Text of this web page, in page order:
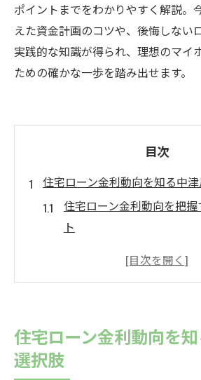
ポイントまでをわかりやすく解説。
えた資金計画のコツや、後悔しない
実践的な知識が得られ、理想のマイ
ための確かな一歩を踏み出せます。
目次
住宅ローン金利動向を知る中
住宅ローン金利動向を把
ト
中津川市で選ばれる住宅ロ
基準
変動金利と固定金利の違いを徹
住宅ローン金利動向を
選択肢